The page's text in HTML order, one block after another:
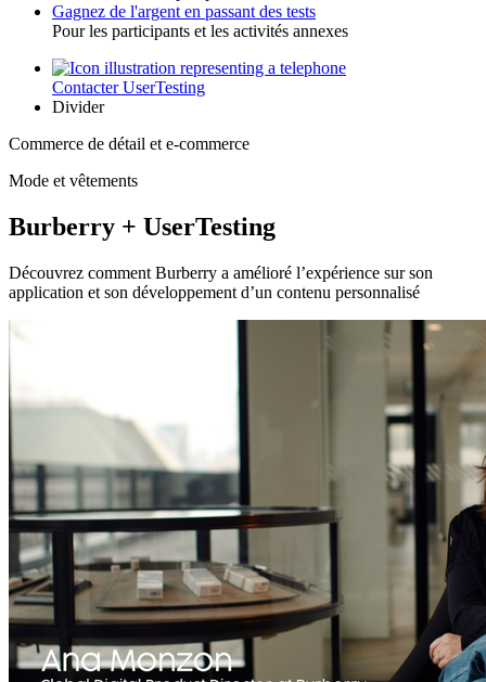
Gagnez de l'argent en passant des tests
Pour les participants et les activités annexes
UtilityContacter UserTesting
Divider
Commerce de détail et e-commerce
Mode et vêtements
Burberry + UserTesting
Découvrez comment Burberry a amélioré l’expérience sur son
application et son développement d’un contenu personnalisé